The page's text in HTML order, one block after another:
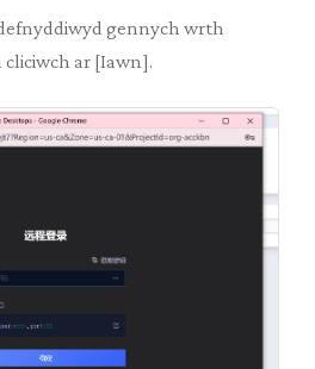
gennych wrth
ar [Iawn].